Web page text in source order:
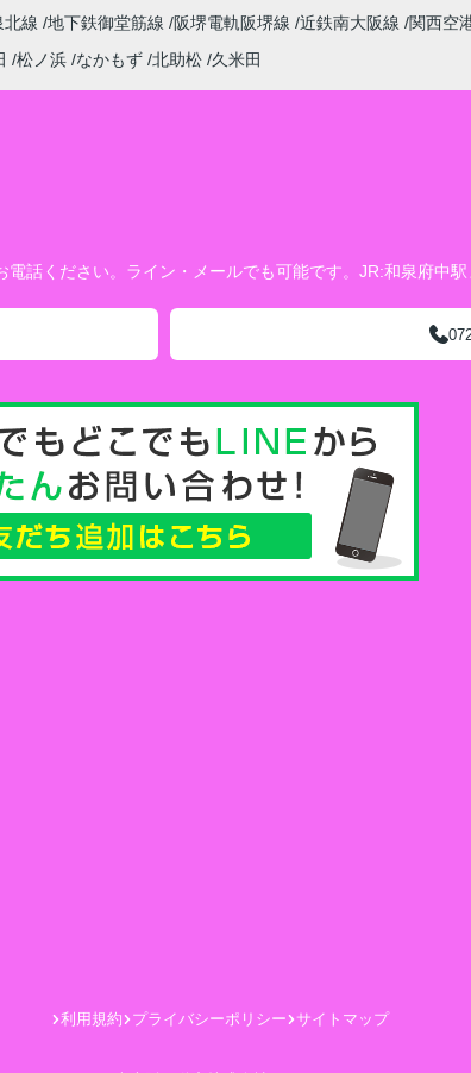
北線 地下鉄御堂筋線 阪堺電軌阪堺線 近鉄南大阪線 関西空
松ノ浜 なかもず 北助松 久米田
話ください。ライン・メールでも可能です。JR:和泉府中
利用規約 プライバシーポリシー サイトマップ